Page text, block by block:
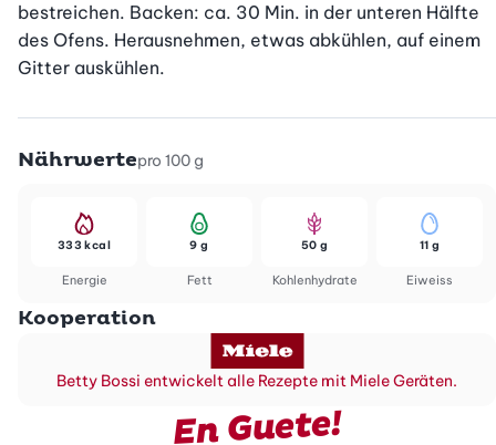
bestreichen. Backen: ca. 30 Min. in der unteren Hälfte
des Ofens. Herausnehmen, etwas abkühlen, auf einem
Gitter auskühlen.
Nährwertepro 100 g
Energie
333 kcal
Fett
9 g
Kohlenhydrate
50 g
Eiweiss
11 g
Kooperation
Betty Bossi entwickelt alle Rezepte mit Miele Geräten.
En Guete!